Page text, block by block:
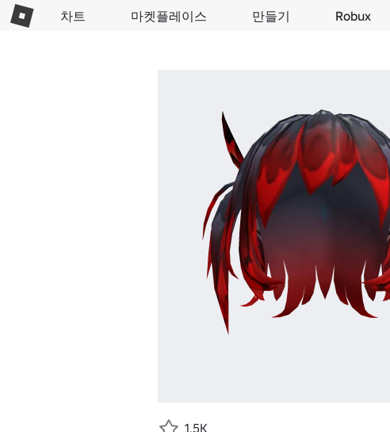
차트 마켓플레이스 만들기 Robux
1.5K